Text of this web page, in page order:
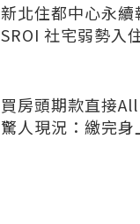
新北住都中心永續
SROI 社宅弱勢入
買房頭期款直接
驚人現況：繳完